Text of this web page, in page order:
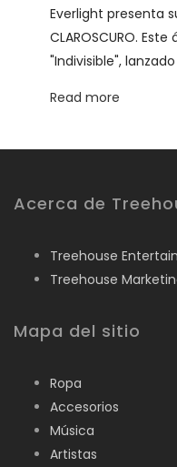
Everlight presenta
CLAROSCURO.
"Indivisible",
Read more
Acerca de
Treehouse
Treehouse
Mapa del sitio
Ropa
Accesorios
Música
Artistas